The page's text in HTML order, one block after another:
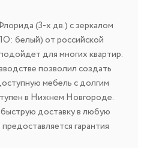
(3-х дв.) с зеркалом
белый) от российской
для многих квартир.
позволил создать
мебель с долгим
в Нижнем Новгороде.
доставку в любую
гарантия